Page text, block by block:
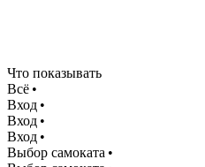
Что показывать
Всё •
Вход •
Вход •
Вход •
Выбор самоката •